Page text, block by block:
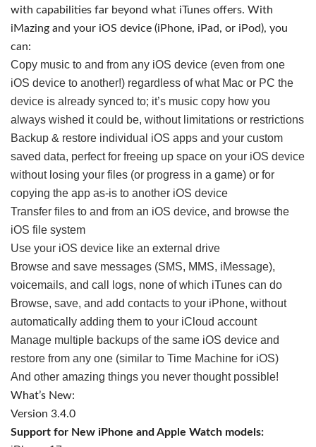
with capabilities far beyond what iTunes offers. With
iMazing and your iOS device (iPhone, iPad, or iPod), you
can:
Copy music to and from any iOS device (even from one
iOS device to another!) regardless of what Mac or PC the
device is already synced to; it’s music copy how you
always wished it could be, without limitations or restrictions
Backup & restore individual iOS apps and your custom
saved data, perfect for freeing up space on your iOS device
without losing your files (or progress in a game) or for
copying the app as-is to another iOS device
Transfer files to and from an iOS device, and browse the
iOS file system
Use your iOS device like an external drive
Browse and save messages (SMS, MMS, iMessage),
voicemails, and call logs, none of which iTunes can do
Browse, save, and add contacts to your iPhone, without
automatically adding them to your iCloud account
Manage multiple backups of the same iOS device and
restore from any one (similar to Time Machine for iOS)
And other amazing things you never thought possible!
What’s New:
Version 3.4.0
Support for New iPhone and Apple Watch models: